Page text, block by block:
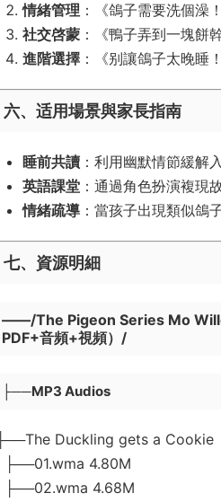
情緒管理 ：《鴿子需要洗個澡
社交啓蒙 ：《鴨子弄到一塊餅
進階選擇 ：《别讓鴿子太晚睡
六、适用場景與家長指南
睡前共讀 ：利用幽默情節緩解
英語課堂 ：通過角色扮演複現
情緒疏導 ：當孩子出現類似鴿
七、資源明細
——/The Pigeon Series Mo
PDF+音頻+視頻）/
├──MP3 Audios
├──The Duckling gets a Cookie
| ├──01.wma 4.80M
| ├──02.wma 4.68M